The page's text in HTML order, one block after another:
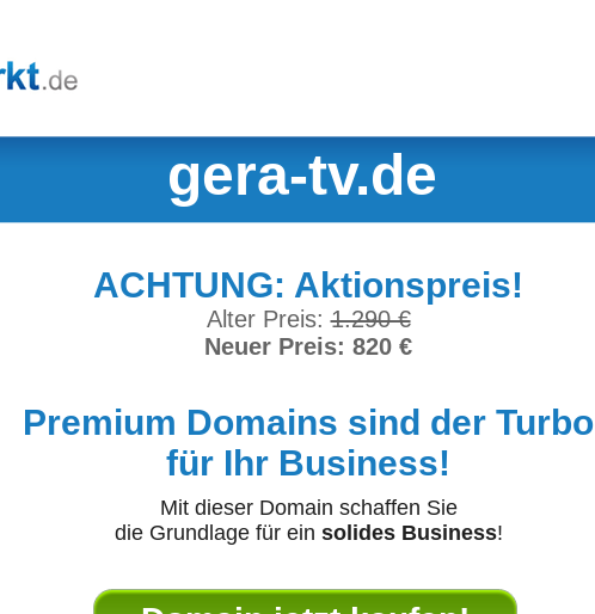
gera-tv.de
ACHTUNG: Aktionspreis!
Alter Preis:1.290 €
Neuer Preis: 820 €
Premium Domains sind der Turbo
für Ihr Business!
Mit dieser Domain schaffen Sie
die Grundlage für ein solides Business!